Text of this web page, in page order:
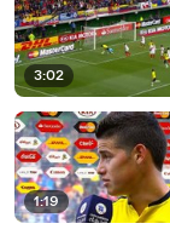
3:02
1:19